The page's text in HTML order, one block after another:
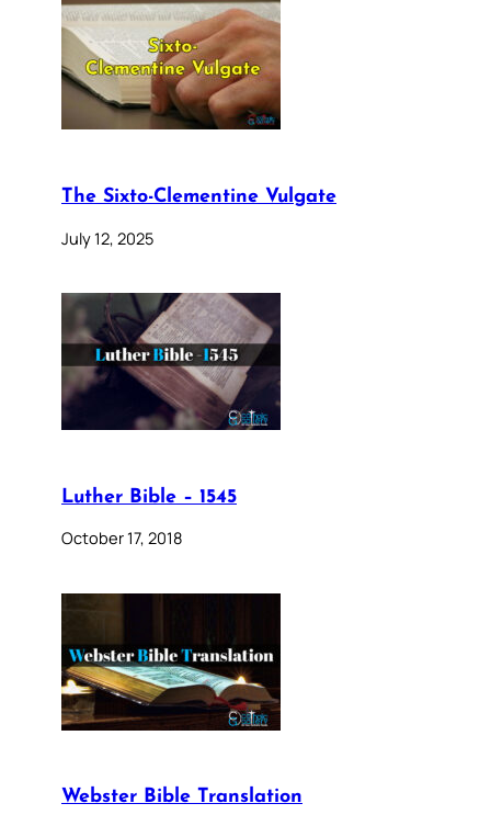
The Sixto-Clementine Vulgate
July 12, 2025
Luther Bible – 1545
October 17, 2018
Webster Bible Translation